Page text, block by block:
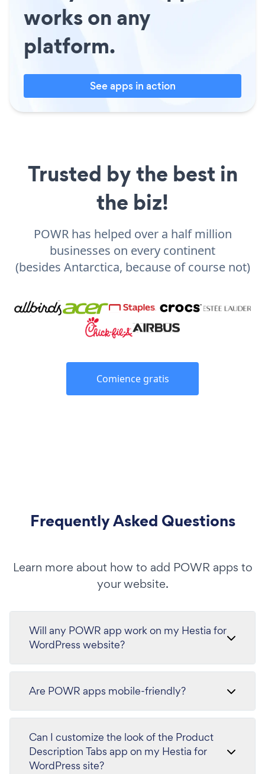
works on any
platform.
See apps in action
Trusted by the best in
the biz!
POWR has helped over a half million
businesses on every continent
(besides Antarctica, because of course not)
Comience gratis
Frequently Asked Questions
Learn more about how to add POWR apps to
your website.
Will any POWR app work on my Hestia for
WordPress website?
Are POWR apps mobile-friendly?
Can I customize the look of the Product
Description Tabs app on my Hestia for
WordPress site?